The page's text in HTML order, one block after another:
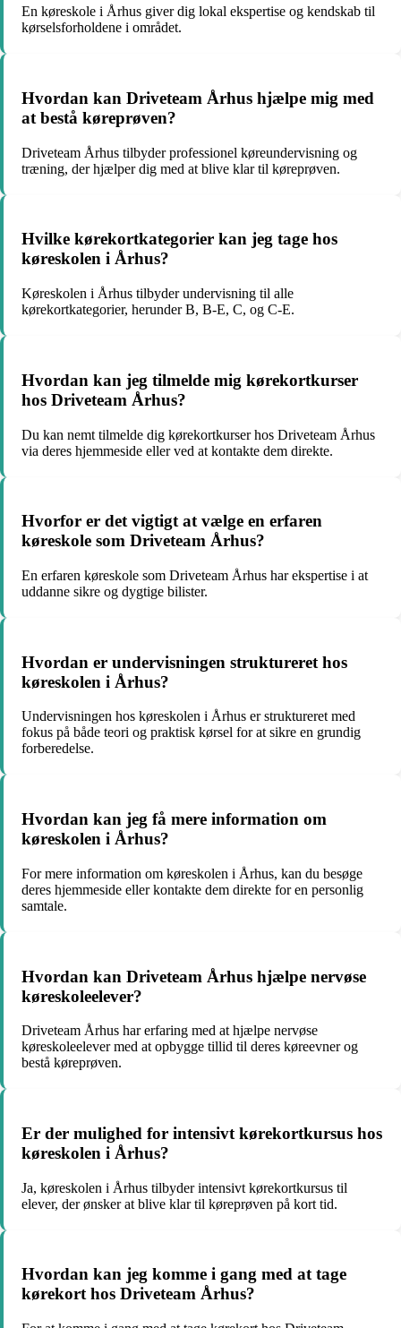
En køreskole i Århus giver dig lokal ekspertise og kendskab til
kørselsforholdene i området.
Hvordan kan Driveteam Århus hjælpe mig med
at bestå køreprøven?
Driveteam Århus tilbyder professionel køreundervisning og
træning, der hjælper dig med at blive klar til køreprøven.
Hvilke kørekortkategorier kan jeg tage hos
køreskolen i Århus?
Køreskolen i Århus tilbyder undervisning til alle
kørekortkategorier, herunder B, B-E, C, og C-E.
Hvordan kan jeg tilmelde mig kørekortkurser
hos Driveteam Århus?
Du kan nemt tilmelde dig kørekortkurser hos Driveteam Århus
via deres hjemmeside eller ved at kontakte dem direkte.
Hvorfor er det vigtigt at vælge en erfaren
køreskole som Driveteam Århus?
En erfaren køreskole som Driveteam Århus har ekspertise i at
uddanne sikre og dygtige bilister.
Hvordan er undervisningen struktureret hos
køreskolen i Århus?
Undervisningen hos køreskolen i Århus er struktureret med
fokus på både teori og praktisk kørsel for at sikre en grundig
forberedelse.
Hvordan kan jeg få mere information om
køreskolen i Århus?
For mere information om køreskolen i Århus, kan du besøge
deres hjemmeside eller kontakte dem direkte for en personlig
samtale.
Hvordan kan Driveteam Århus hjælpe nervøse
køreskoleelever?
Driveteam Århus har erfaring med at hjælpe nervøse
køreskoleelever med at opbygge tillid til deres køreevner og
bestå køreprøven.
Er der mulighed for intensivt kørekortkursus hos
køreskolen i Århus?
Ja, køreskolen i Århus tilbyder intensivt kørekortkursus til
elever, der ønsker at blive klar til køreprøven på kort tid.
Hvordan kan jeg komme i gang med at tage
kørekort hos Driveteam Århus?